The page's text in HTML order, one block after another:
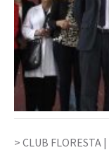
CLUB FLORESTA |